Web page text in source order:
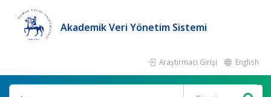
Akademik Veri Yönetim Sistemi
Araştırmacı Girişi English
Ara